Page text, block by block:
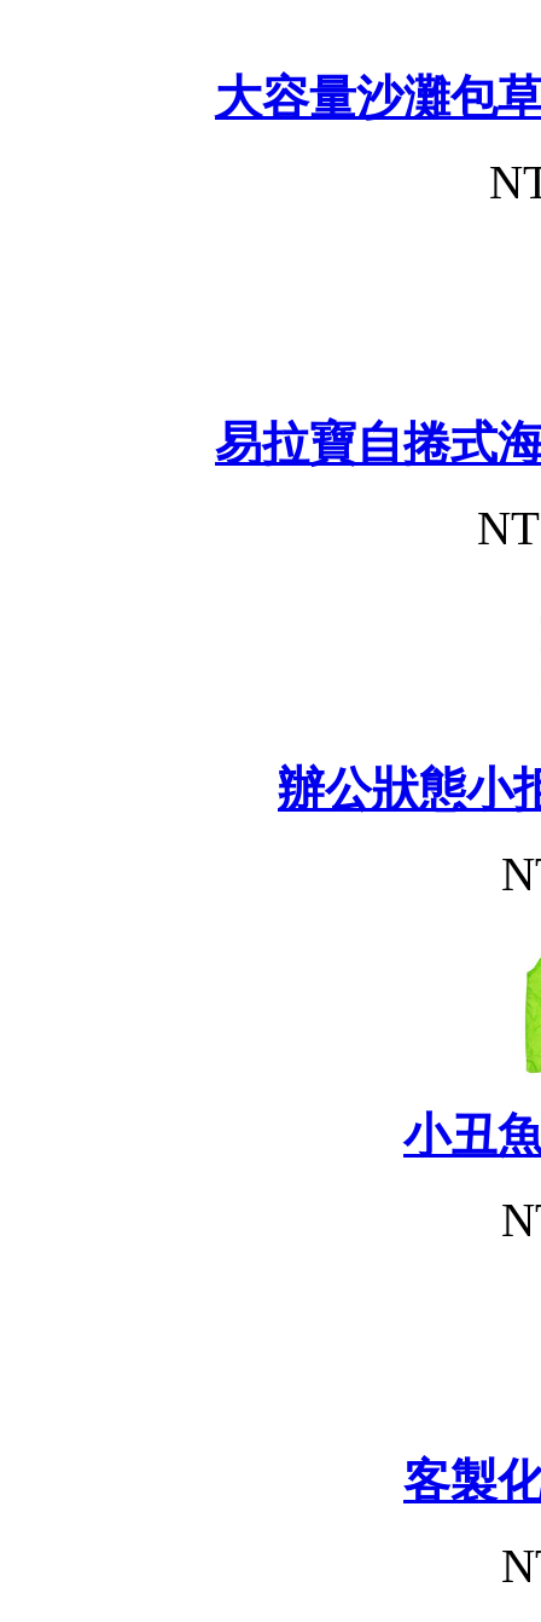
大容量沙灘包
易拉寶自捲式
辦公狀態小
小丑
客製